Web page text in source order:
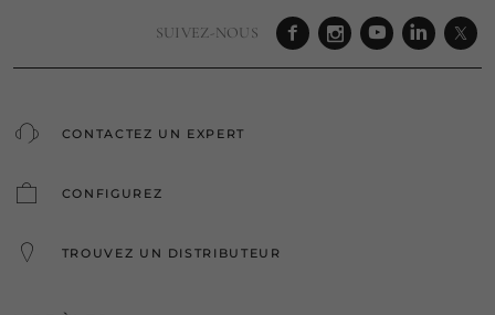
SUIVEZ-NOUS
CONTACTEZ UN EXPERT
CONFIGUREZ
TROUVEZ UN DISTRIBUTEUR